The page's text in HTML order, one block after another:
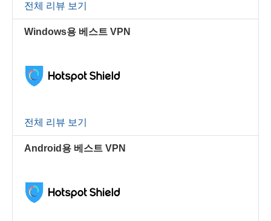
전체 리뷰 보기
Windows용 베스트 VPN
전체 리뷰 보기
Android용 베스트 VPN